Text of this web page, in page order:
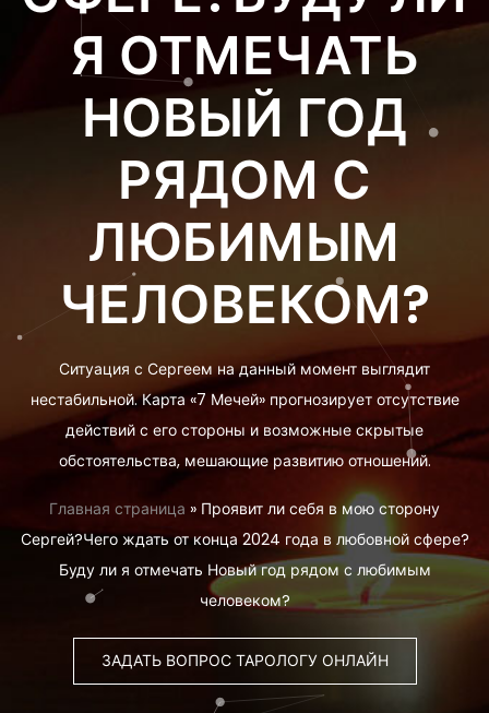
Я ОТМЕЧАТЬ
НОВЫЙ ГОД
РЯДОМ С
ЛЮБИМЫМ
ЧЕЛОВЕКОМ?
Ситуация с Сергеем на данный момент выглядит
нестабильной. Карта «7 Мечей» прогнозирует отсутствие
действий с его стороны и возможные скрытые
обстоятельства, мешающие развитию отношений.
Главная страница » Проявит ли себя в мою сторону
Сергей?Чего ждать от конца 2024 года в любовной сфере?
Буду ли я отмечать Новый год рядом с любимым
человеком?
ЗАДАТЬ ВОПРОС ТАРОЛОГУ ОНЛАЙН